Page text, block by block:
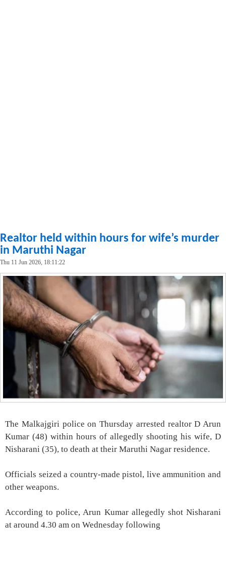
Realtor held within hours for wife’s murder
in Maruthi Nagar
Thu 11 Jun 2026, 18:11:22
The Malkajgiri police on Thursday arrested realtor D Arun
Kumar (48) within hours of allegedly shooting his wife, D
Nisharani (35), to death at their Maruthi Nagar residence.
Officials seized a country-made pistol, live ammunition and
other weapons.
According to police, Arun Kumar allegedly shot Nisharani
at around 4.30 am on Wednesday following